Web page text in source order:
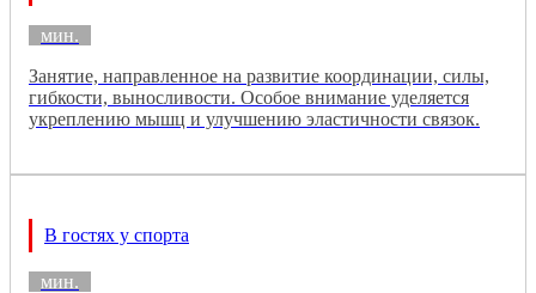
мин.
Занятие, направленное на развитие координации, силы,
гибкости, выносливости. Особое внимание уделяется
укреплению мышц и улучшению эластичности связок.
В гостях у спорта
мин.